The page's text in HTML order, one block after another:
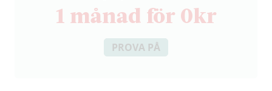
1 månad för 0kr
PROVA PÅ